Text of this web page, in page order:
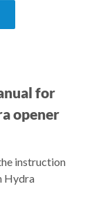
for
opener
instruction
Hydra